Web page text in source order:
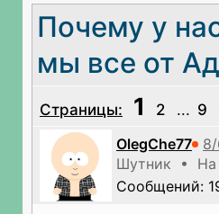
Почему у
мы все от
Страницы: 1 2 ... 9
OlegChe77
Шутник • На
Сообщений: